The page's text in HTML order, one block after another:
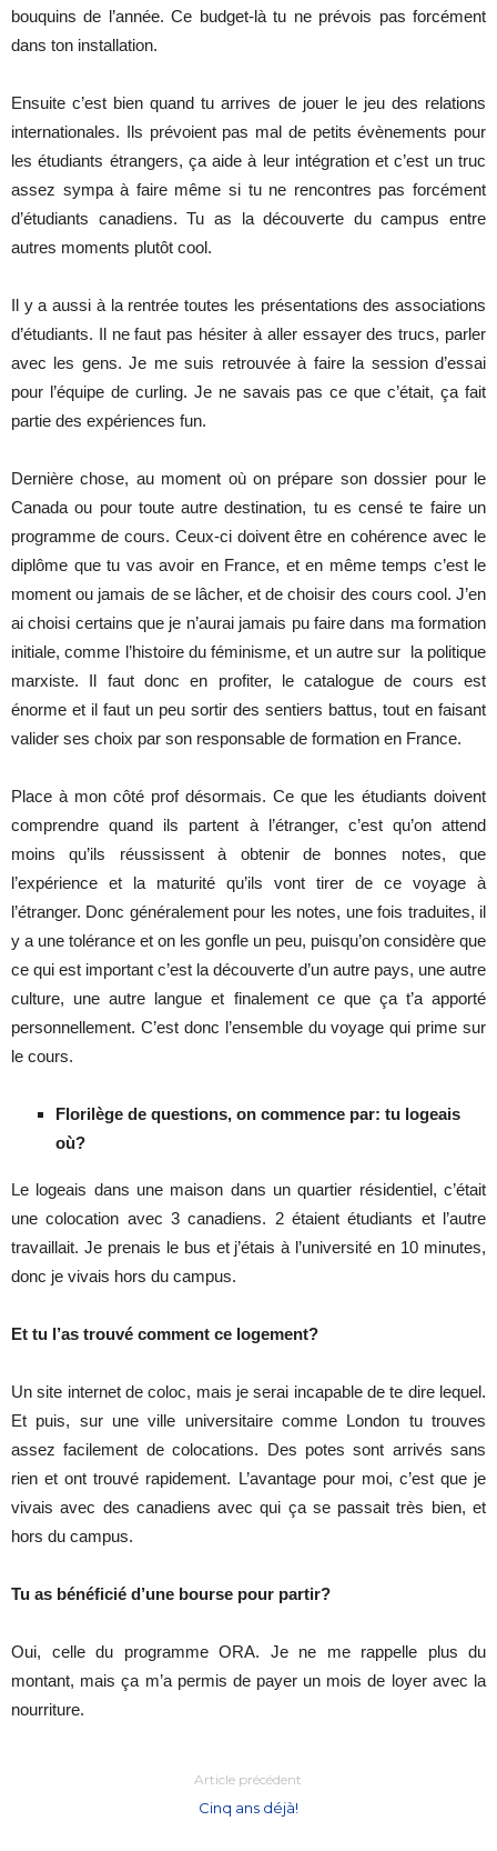
bouquins de l’année. Ce budget-là tu ne prévois pas forcément
dans ton installation.
Ensuite c’est bien quand tu arrives de jouer le jeu des relations
internationales. Ils prévoient pas mal de petits évènements pour
les étudiants étrangers, ça aide à leur intégration et c’est un truc
assez sympa à faire même si tu ne rencontres pas forcément
d’étudiants canadiens. Tu as la découverte du campus entre
autres moments plutôt cool.
Il y a aussi à la rentrée toutes les présentations des associations
d’étudiants. Il ne faut pas hésiter à aller essayer des trucs, parler
avec les gens. Je me suis retrouvée à faire la session d’essai
pour l’équipe de curling. Je ne savais pas ce que c’était, ça fait
partie des expériences fun.
Dernière chose, au moment où on prépare son dossier pour le
Canada ou pour toute autre destination, tu es censé te faire un
programme de cours. Ceux-ci doivent être en cohérence avec le
diplôme que tu vas avoir en France, et en même temps c’est le
moment ou jamais de se lâcher, et de choisir des cours cool. J’en
ai choisi certains que je n’aurai jamais pu faire dans ma formation
initiale, comme l’histoire du féminisme, et un autre sur la politique
marxiste. Il faut donc en profiter, le catalogue de cours est
énorme et il faut un peu sortir des sentiers battus, tout en faisant
valider ses choix par son responsable de formation en France.
Place à mon côté prof désormais. Ce que les étudiants doivent
comprendre quand ils partent à l’étranger, c’est qu’on attend
moins qu’ils réussissent à obtenir de bonnes notes, que
l’expérience et la maturité qu’ils vont tirer de ce voyage à
l’étranger. Donc généralement pour les notes, une fois traduites, il
y a une tolérance et on les gonfle un peu, puisqu’on considère que
ce qui est important c’est la découverte d’un autre pays, une autre
culture, une autre langue et finalement ce que ça t’a apporté
personnellement. C’est donc l’ensemble du voyage qui prime sur
le cours.
Florilège de questions, on commence par: tu logeais
où?
Le logeais dans une maison dans un quartier résidentiel, c’était
une colocation avec 3 canadiens. 2 étaient étudiants et l’autre
travaillait. Je prenais le bus et j’étais à l’université en 10 minutes,
donc je vivais hors du campus.
Et tu l’as trouvé comment ce logement?
Un site internet de coloc, mais je serai incapable de te dire lequel.
Et puis, sur une ville universitaire comme London tu trouves
assez facilement de colocations. Des potes sont arrivés sans
rien et ont trouvé rapidement. L’avantage pour moi, c’est que je
vivais avec des canadiens avec qui ça se passait très bien, et
hors du campus.
Tu as bénéficié d’une bourse pour partir?
Oui, celle du programme ORA. Je ne me rappelle plus du
montant, mais ça m’a permis de payer un mois de loyer avec la
nourriture.
Article précédent
Cinq ans déjà!